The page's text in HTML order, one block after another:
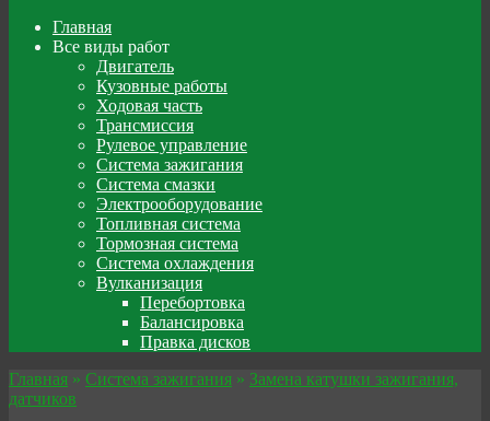
Главная
Все виды работ
Двигатель
Кузовные работы
Ходовая часть
Трансмиссия
Рулевое управление
Система зажигания
Система смазки
Электрооборудование
Топливная система
Тормозная система
Система охлаждения
Вулканизация
Перебортовка
Балансировка
Правка дисков
Главная » Система зажигания » Замена катушки зажигания,
датчиков